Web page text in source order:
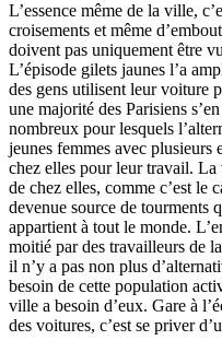
L’essence même de la ville,
croisements et même
doivent pas uniquement être
L’épisode gilets jaunes l’a
des gens utilisent leur voiture
une majorité des Parisiens
nombreux pour lesquels
jeunes femmes avec plusieurs
chez elles pour leur travail. La
de chez elles, comme c’est le
devenue source de tourments
appartient à tout le monde.
moitié par des travailleurs de
il n’y a pas non plus
besoin de cette population
ville a besoin d’eux. Gare à
des voitures, c’est se priver